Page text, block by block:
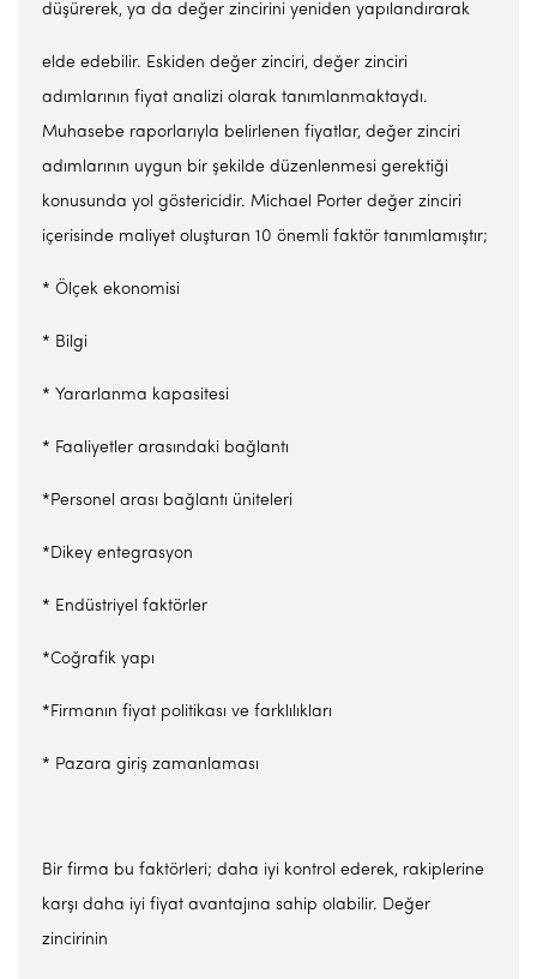
düşürerek, ya da değer zincirini yeniden yapılandırarak
elde edebilir. Eskiden değer zinciri, değer zinciri
adımlarının fiyat analizi olarak tanımlanmaktaydı.
Muhasebe raporlarıyla belirlenen fiyatlar, değer zinciri
adımlarının uygun bir şekilde düzenlenmesi gerektiği
konusunda yol göstericidir. Michael Porter değer zinciri
içerisinde maliyet oluşturan 10 önemli faktör tanımlamıştır;
* Ölçek ekonomisi
* Bilgi
* Yararlanma kapasitesi
* Faaliyetler arasındaki bağlantı
*Personel arası bağlantı üniteleri
*Dikey entegrasyon
* Endüstriyel faktörler
*Coğrafik yapı
*Firmanın fiyat politikası ve farklılıkları
* Pazara giriş zamanlaması
Bir firma bu faktörleri; daha iyi kontrol ederek, rakiplerine
karşı daha iyi fiyat avantajına sahip olabilir. Değer
zincirinin